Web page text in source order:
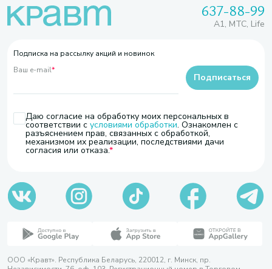
637-88-99
A1, МТС, Life
Подписка на рассылку акций и новинок
Ваш e-mail*
Даю согласие на обработку моих персональных в
соответствии с условиями обработки. Ознакомлен с
разъяснением прав, связанных с обработкой,
механизмом их реализации, последствиями дачи
согласия или отказа.
Подписаться
ООО «Кравт». Республика Беларусь, 220012, г. Минск, пр.